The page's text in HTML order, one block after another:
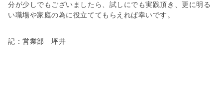
分が少しでもございましたら、試しにでも実践頂き、更に明る
い職場や家庭の為に役立ててもらえれば幸いです。
記：営業部 坪井